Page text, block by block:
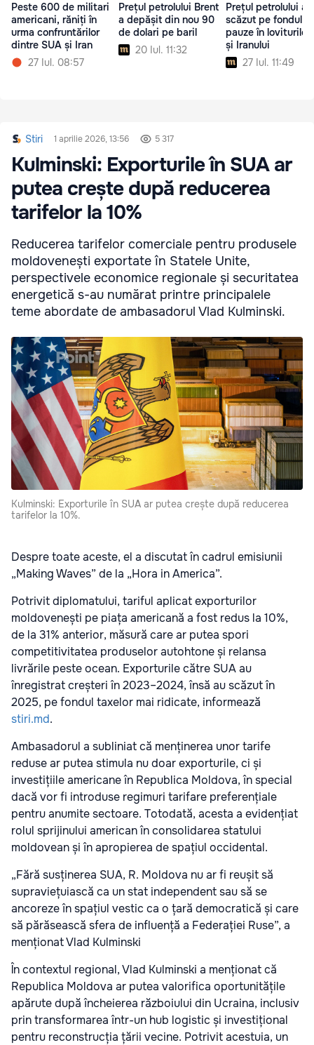
Peste 600 de militari
americani, răniți în
urma confruntărilor
dintre SUA și Iran
27 Iul. 08:57
Prețul petrolului Brent
a depășit din nou 90
de dolari pe baril
20 Iul. 11:32
Prețul petrolului a
scăzut pe fondul
pauze în loviturile
și Iranului
27 Iul. 11:49
Stiri 1 aprilie 2026, 13:56 5 317
Kulminski: Exporturile în SUA ar
putea crește după reducerea
tarifelor la 10%
Reducerea tarifelor comerciale pentru produsele
moldovenești exportate în Statele Unite,
perspectivele economice regionale și securitatea
energetică s-au numărat printre principalele
teme abordate de ambasadorul Vlad Kulminski.
Kulminski: Exporturile în SUA ar putea crește după reducerea
tarifelor la 10%.
Despre toate aceste, el a discutat în cadrul emisiunii
„Making Waves” de la „Hora in America”.
Potrivit diplomatului, tariful aplicat exporturilor
moldovenești pe piața americană a fost redus la 10%,
de la 31% anterior, măsură care ar putea spori
competitivitatea produselor autohtone și relansa
livrările peste ocean. Exporturile către SUA au
înregistrat creșteri în 2023–2024, însă au scăzut în
2025, pe fondul taxelor mai ridicate, informează
stiri.md.
Ambasadorul a subliniat că menținerea unor tarife
reduse ar putea stimula nu doar exporturile, ci și
investițiile americane în Republica Moldova, în special
dacă vor fi introduse regimuri tarifare preferențiale
pentru anumite sectoare. Totodată, acesta a evidențiat
rolul sprijinului american în consolidarea statului
moldovean și în apropierea de spațiul occidental.
„Fără susținerea SUA, R. Moldova nu ar fi reușit să
supraviețuiască ca un stat independent sau să se
ancoreze în spațiul vestic ca o țară democratică și care
să părăsească sfera de influență a Federației Ruse”, a
menționat Vlad Kulminski
În contextul regional, Vlad Kulminski a menționat că
Republica Moldova ar putea valorifica oportunitățile
apărute după încheierea războiului din Ucraina, inclusiv
prin transformarea într-un hub logistic și investițional
pentru reconstrucția țării vecine. Potrivit acestuia, un